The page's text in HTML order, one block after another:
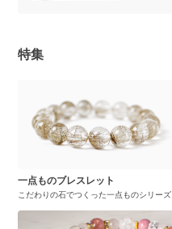
特集
一点ものブレスレット
こだわりの石でつくった一点ものシリーズ